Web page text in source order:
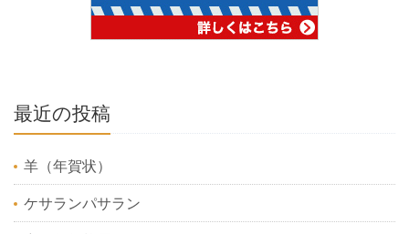
最近の投稿
羊（年賀状）
ケサランパサラン